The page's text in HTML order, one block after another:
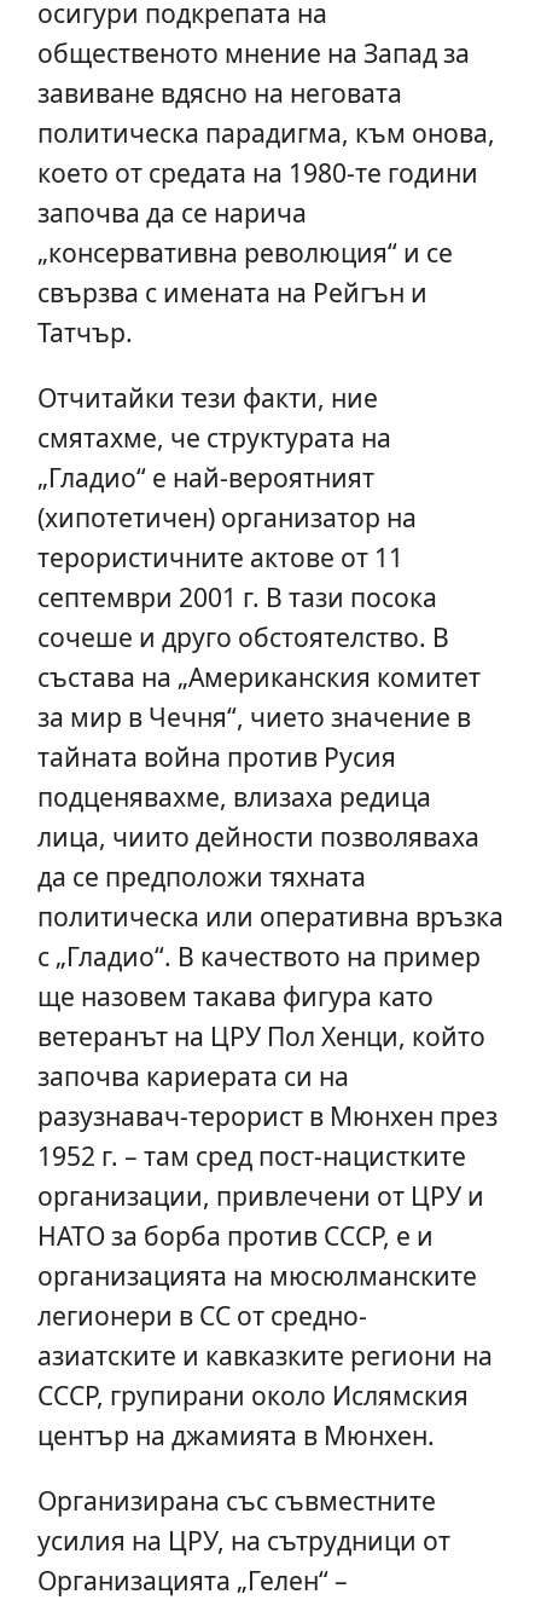
осигури подкрепата на
общественото мнение на Запад за
завиване вдясно на неговата
политическа парадигма, към онова,
което от средата на 1980-те години
започва да се нарича
„консервативна революция“ и се
свързва с имената на Рейгън и
Татчър.
Отчитайки тези факти, ние
смятахме, че структурата на
„Гладио“ е най-вероятният
(хипотетичен) организатор на
терористичните актове от 11
септември 2001 г. В тази посока
сочеше и друго обстоятелство. В
състава на „Американския комитет
за мир в Чечня“, чието значение в
тайната война против Русия
подценявахме, влизаха редица
лица, чиито дейности позволяваха
да се предположи тяхната
политическа или оперативна връзка
с „Гладио“. В качеството на пример
ще назовем такава фигура като
ветеранът на ЦРУ Пол Хенци, който
започва кариерата си на
разузнавач-терорист в Мюнхен през
1952 г. – там сред пост-нацистките
организации, привлечени от ЦРУ и
НАТО за борба против СССР, е и
организацията на мюсюлманските
легионери в СС от средно-
азиатските и кавказките региони на
СССР, групирани около Ислямския
център на джамията в Мюнхен.
Организирана със съвместните
усилия на ЦРУ, на сътрудници от
Организацията „Гелен“ –